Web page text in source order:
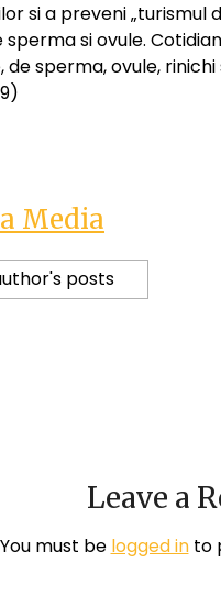
si a preveni „turismul
si ovule.
sperma, ovule,
Media
posts
Leave a
You must be logged into